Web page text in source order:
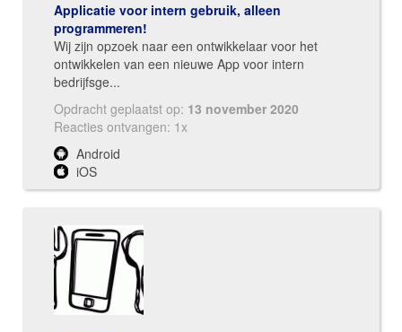
Applicatie voor intern gebruik, alleen
programmeren!
Wij zijn opzoek naar een ontwikkelaar voor het
ontwikkelen van een nieuwe App voor intern
bedrijfsge...
Opdracht geplaatst op: 13 november 2020
Reacties ontvangen: 1x
Android
iOS